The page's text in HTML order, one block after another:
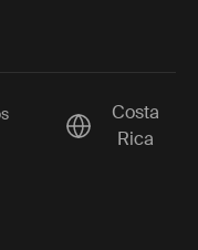
Current
Costa
Rica